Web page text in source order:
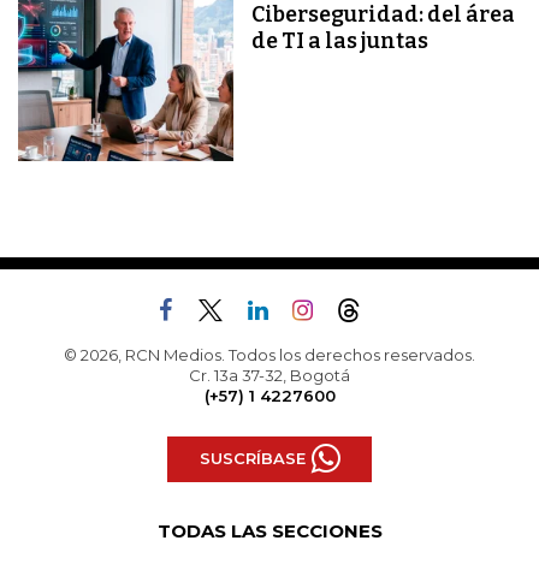
Ciberseguridad: del área
de TI a las juntas
© 2026, RCN Medios. Todos los derechos reservados.
Cr. 13a 37-32, Bogotá
(+57) 1 4227600
SUSCRÍBASE
TODAS LAS SECCIONES